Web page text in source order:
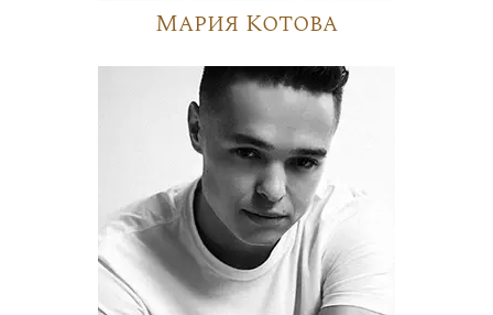
Мария Котова